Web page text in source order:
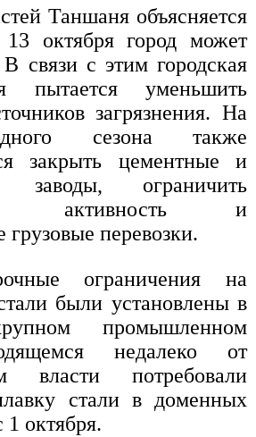
Таншаня объясняется
октября город может
связи с этим городская
пытается уменьшить
загрязнения. На
сезона также
закрыть цементные и
заводы, ограничить
активность и
грузовые перевозки.
ограничения на
были установлены в
промышленном
недалеко от
власти потребовали
стали в доменных
1 октября.